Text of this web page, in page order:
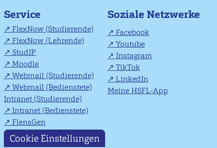
Service
FlexNow (Studierende)
FlexNow (Lehrende)
StudIP
Moodle
Webmail (Studierende)
Webmail (Bedienstete)
Intranet (Studierende)
Intranet (Bedienstete)
FlensGen
Soziale Netzwerke
Facebook
Youtube
Instagram
TikTok
LinkedIn
Meine HSFL-App
Cookie Einstellungen